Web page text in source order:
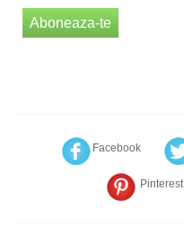
Aboneaza-te
Facebook
Pinterest